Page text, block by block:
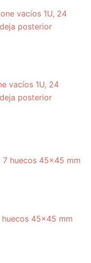
vacíos 1U, 24
posterior
huecos 45×45 mm